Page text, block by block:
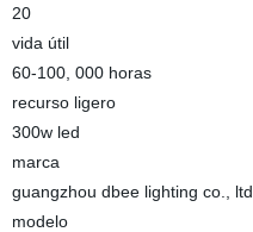
20
vida útil
60-100, 000 horas
recurso ligero
300w led
marca
guangzhou dbee lighting co., ltd
modelo